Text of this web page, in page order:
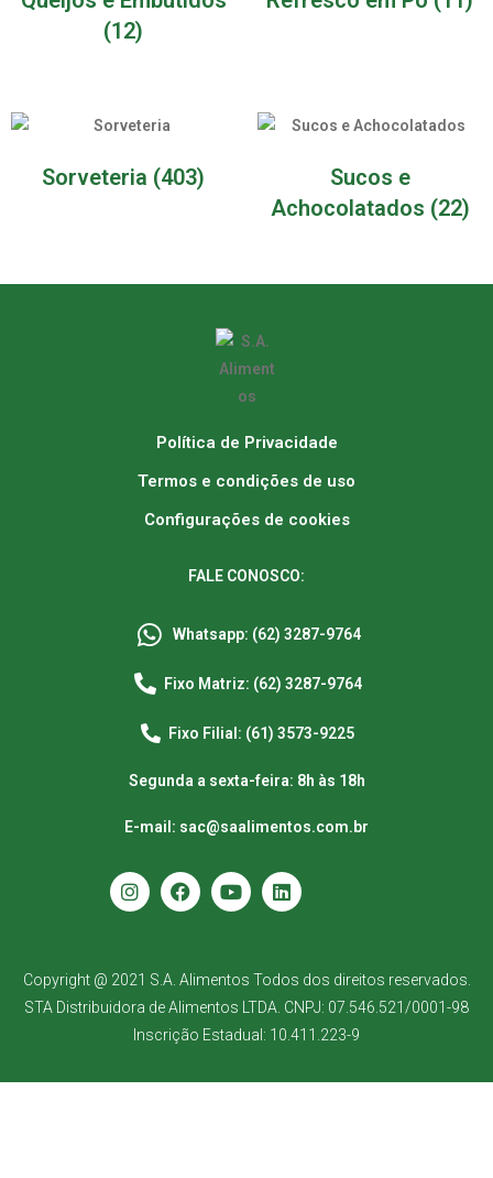
(12)
Sorveteria (403)
Sucos e
Achocolatados (22)
Política de Privacidade
Termos e condições de uso
Configurações de cookies
FALE CONOSCO:
Whatsapp: (62) 3287-9764
Fixo Matriz: (62) 3287-9764
Fixo Filial: (61) 3573-9225
Segunda a sexta-feira: 8h às 18h
E-mail: sac@saalimentos.com.br
Copyright @ 2021 S.A. Alimentos Todos dos direitos reservados.
STA Distribuidora de Alimentos LTDA. CNPJ: 07.546.521/0001-98
Inscrição Estadual: 10.411.223-9